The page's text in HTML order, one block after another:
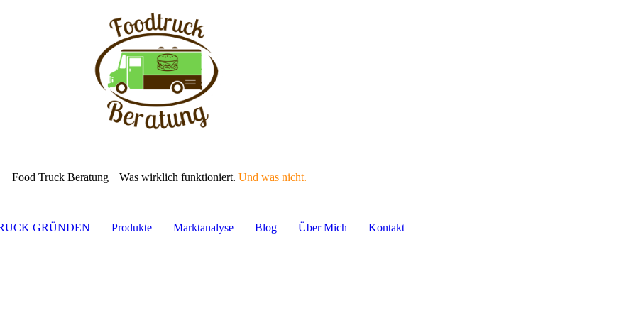
Food Truck Beratung Was wirklich funktioniert. Und was nicht.
GRÜNDEN Produkte Marktanalyse Blog Über Mich Kontakt